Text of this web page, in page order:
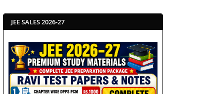
JEE SALES 2026-27